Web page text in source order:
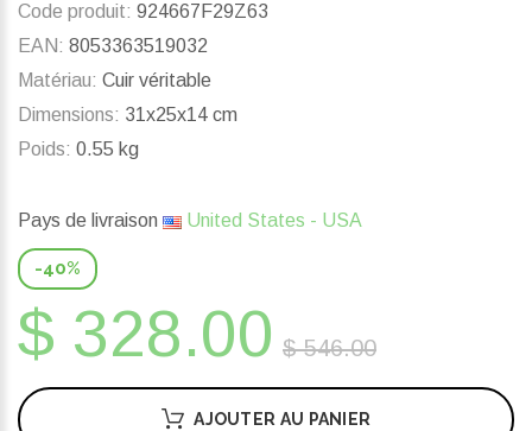
Code produit: 924667F29Z63
EAN: 8053363519032
Matériau: Cuir véritable
Dimensions: 31x25x14 cm
Poids: 0.55 kg
Pays de livraison United States - USA
-40%
$ 328.00 $ 546.00
AJOUTER AU PANIER